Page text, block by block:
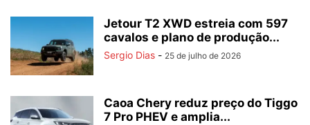
Jetour T2 XWD estreia com 597
cavalos e plano de produção...
Sergio Dias - 25 de julho de 2026
Caoa Chery reduz preço do Tiggo
7 Pro PHEV e amplia...